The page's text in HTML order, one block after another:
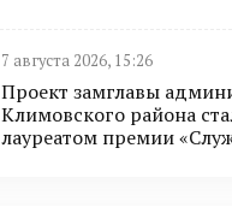
7 августа 2026, 15:26
Проект замглавы
Климовского района
лауреатом премии